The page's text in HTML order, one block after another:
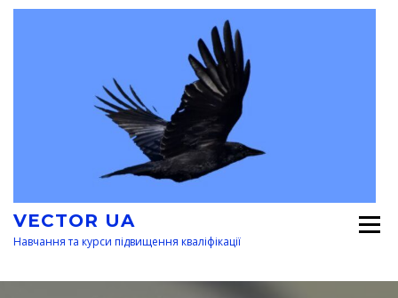
Перейти
VECTOR UA
Навчання та курси підвищення кваліфікації